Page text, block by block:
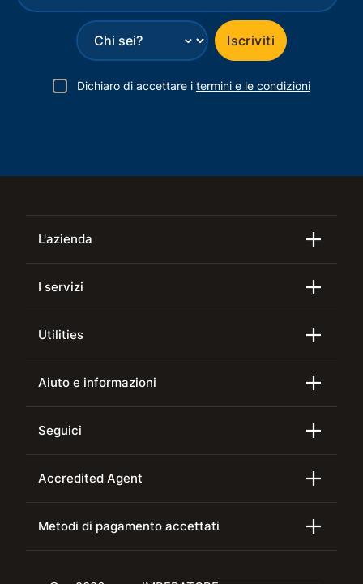
⌄ Iscriviti
Dichiaro di accettare i termini e le condizioni
L'azienda
I servizi
Utilities
Aiuto e informazioni
Seguici
Accredited Agent
Metodi di pagamento accettati